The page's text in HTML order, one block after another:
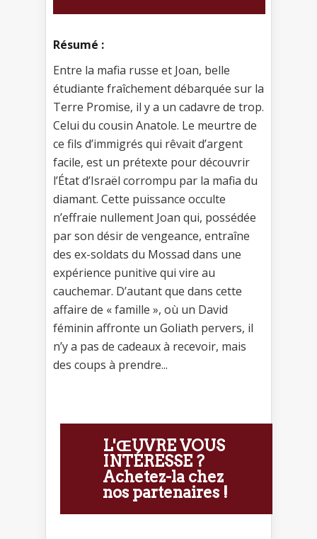
Résumé :
Entre la mafia russe et Joan, belle
étudiante fraîchement débarquée sur la
Terre Promise, il y a un cadavre de trop.
Celui du cousin Anatole. Le meurtre de
ce fils d’immigrés qui rêvait d’argent
facile, est un prétexte pour découvrir
l’État d’Israël corrompu par la mafia du
diamant. Cette puissance occulte
n’effraie nullement Joan qui, possédée
par son désir de vengeance, entraîne
des ex-soldats du Mossad dans une
expérience punitive qui vire au
cauchemar. D’autant que dans cette
affaire de « famille », où un David
féminin affronte un Goliath pervers, il
n’y a pas de cadeaux à recevoir, mais
des coups à prendre...
L'ŒUVRE VOUS
INTÉRESSE ?
Achetez-la chez
nos partenaires !